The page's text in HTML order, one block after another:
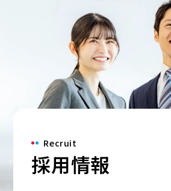
Recruit
採用情報